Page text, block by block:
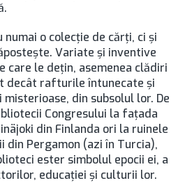
numai o colecţie de cărţi, ci şi
Variate şi inventive
care le deţin, asemenea clădiri
decât rafturile întunecate şi
din subsolul lor. De
Congresului la faţada
din Finlanda ori la ruinele
din Pergamon (azi în Turcia),
ester simbolul epocii ei, a
educaţiei şi culturii lor.